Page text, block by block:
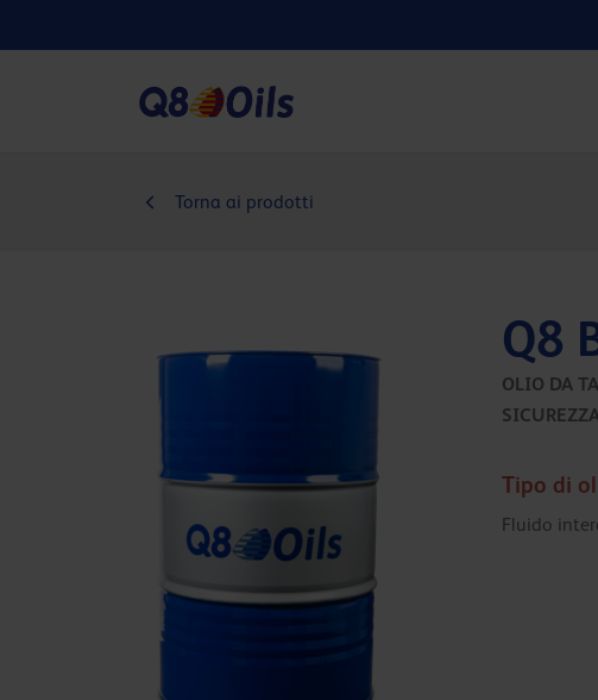
Torna ai prodotti
Q8
OLIO DA
Tipo di
Fluido